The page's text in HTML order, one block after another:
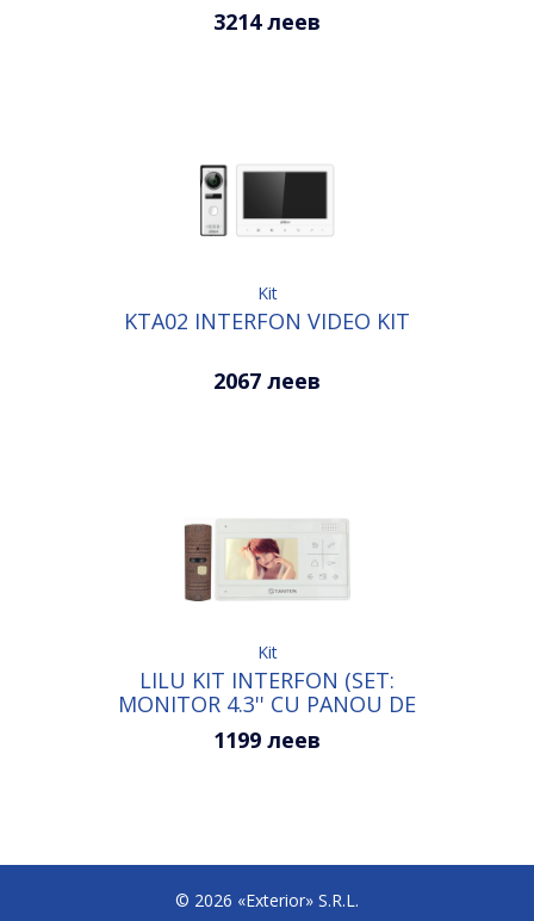
3214 леев
Kit
KTA02 INTERFON VIDEO KIT
2067 леев
Kit
LILU KIT INTERFON (SET:
MONITOR 4.3'' CU PANOU DE
APEL)
1199 леев
© 2026 «Exterior» S.R.L.